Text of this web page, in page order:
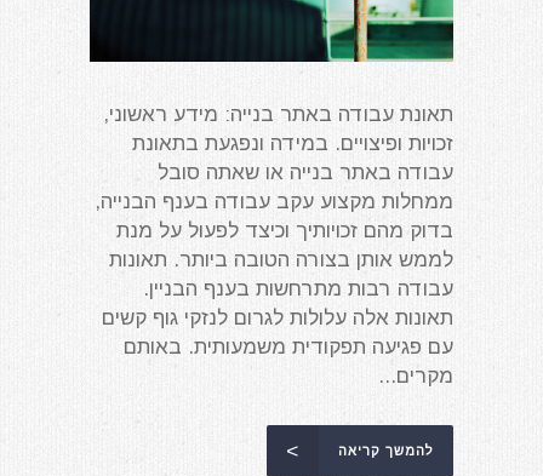
תאונת עבודה באתר בנייה: מידע ראשוני,
זכויות ופיצויים. במידה ונפגעת בתאונת
עבודה באתר בנייה או שאתה סובל
ממחלות מקצוע עקב עבודה בענף הבנייה,
בדוק מהם זכויותיך וכיצד לפעול על מנת
לממש אותן בצורה הטובה ביותר. תאונות
עבודה רבות מתרחשות בענף הבניין.
תאונות אלה עלולות לגרום לנזקי גוף קשים
עם פגיעה תפקודית משמעותית. באותם
מקרים...
להמשך קריאה